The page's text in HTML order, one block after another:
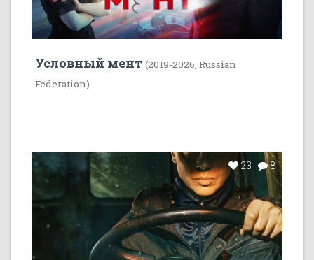
Условный мент (2019-2026, Russian
Federation)
23 8